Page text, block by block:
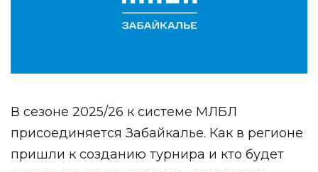
В сезоне 2025/26 к системе МЛБЛ
присоединяется Забайкалье. Как в регионе
пришли к созданию турнира и кто будет